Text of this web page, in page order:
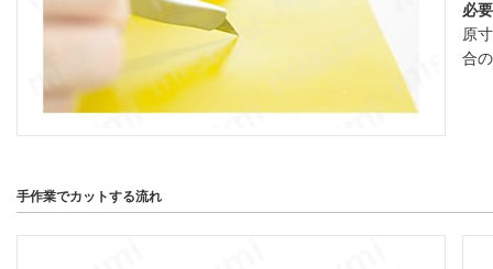
必
原
合
手作業でカットする流れ